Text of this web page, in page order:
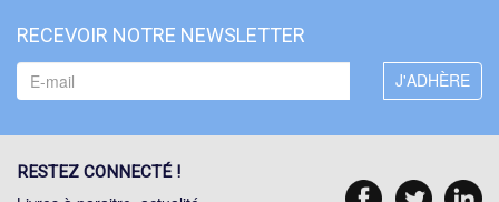
RECEVOIR NOTRE NEWSLETTER
RESTEZ CONNECTÉ !